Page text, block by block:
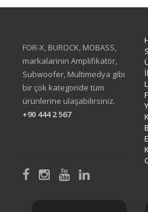
FOR-X, BUROCK, MOBASS,
markalarinin Amplifikatör,
Subwoofer, Multimedya gibi
bir çok kategoride tüm
ürünlerine ulaşabilirsiniz.
+90 444 2 567